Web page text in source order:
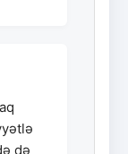
də